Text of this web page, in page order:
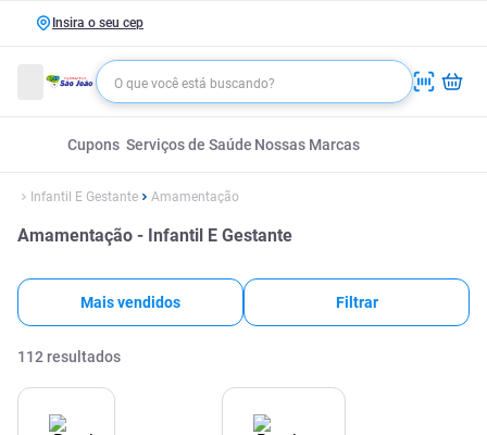
Insira o seu cep
Cupons Serviços de Saúde Nossas Marcas
Infantil E Gestante Amamentação
Amamentação - Infantil E Gestante
Mais vendidos Filtrar
112 resultados